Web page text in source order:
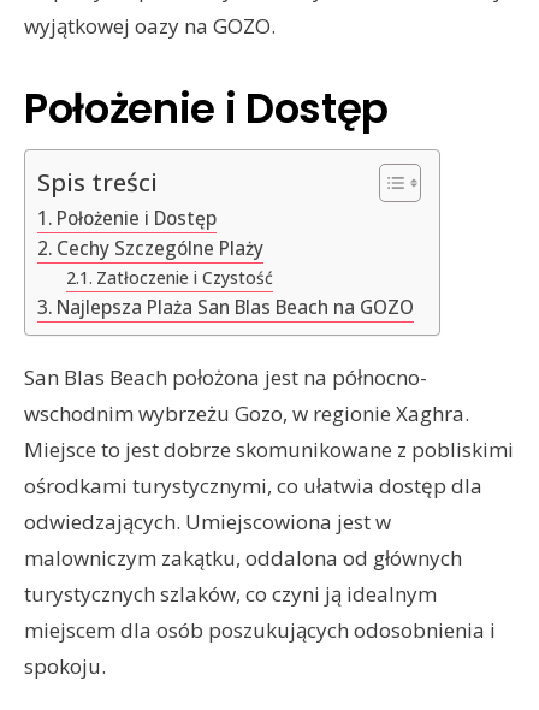
wyjątkowej oazy na GOZO.
Położenie i Dostęp
Spis treści
Położenie i Dostęp
Cechy Szczególne Plaży
Zatłoczenie i Czystość
Najlepsza Plaża San Blas Beach na GOZO
San Blas Beach położona jest na północno-
wschodnim wybrzeżu Gozo, w regionie Xaghra.
Miejsce to jest dobrze skomunikowane z pobliskimi
ośrodkami turystycznymi, co ułatwia dostęp dla
odwiedzających. Umiejscowiona jest w
malowniczym zakątku, oddalona od głównych
turystycznych szlaków, co czyni ją idealnym
miejscem dla osób poszukujących odosobnienia i
spokoju.